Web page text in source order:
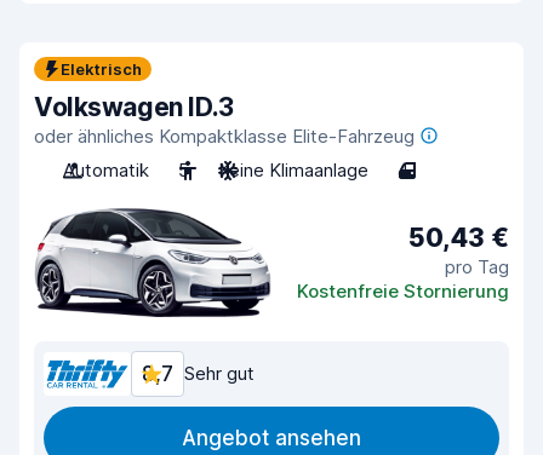
Elektrisch
Volkswagen ID.3
oder ähnliches Kompaktklasse Elite-Fahrzeug
Automatik
5 Keine Klimaanlage 4
50,43 €
pro Tag
Kostenfreie Stornierung
8,7 Sehr gut
Angebot ansehen